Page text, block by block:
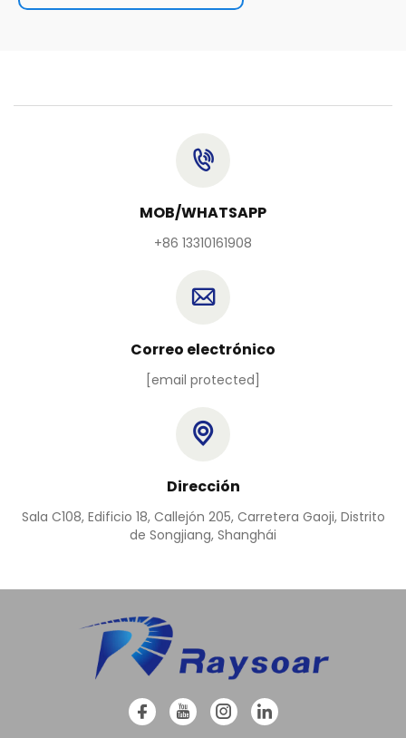
MOB/WHATSAPP
+86 13310161908
Correo electrónico
[email protected]
Dirección
Sala C108, Edificio 18, Callejón 205, Carretera Gaoji, Distrito
de Songjiang, Shanghái